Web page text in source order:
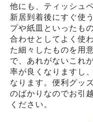
他にも、ティッシュ
新居到着後にすぐ使
プや紙皿といったも
合わせとしてよく使
た細々したものを用
で、あれがないこれ
率が良くなりますし
なります。便利グッ
のばかりなのでお引
ください。